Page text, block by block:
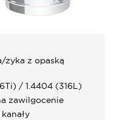
zyka z opaską
/ 1.4404 (316L)
zawilgocenie